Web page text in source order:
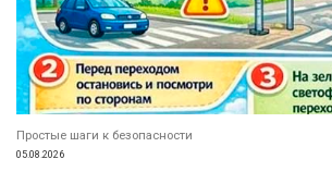
Простые шаги к безопасности
05.08.2026